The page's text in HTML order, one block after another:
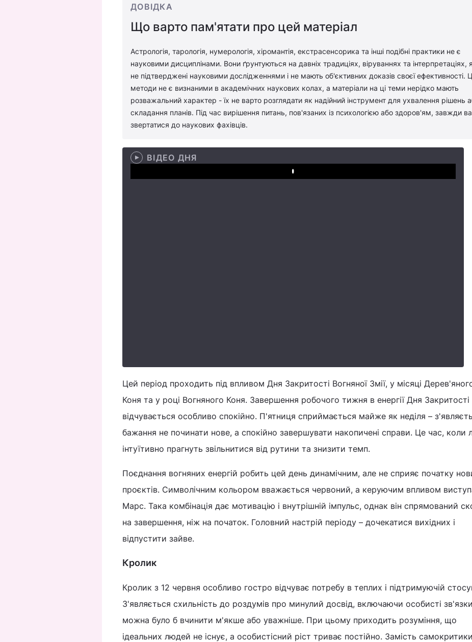
ДОВІДКА
Що варто пам'ятати про цей матеріал
Астрологія, тарологія, нумерологія, хіромантія, екстрасенсорика та інші подібні практики не є
науковими дисциплінами. Вони ґрунтуються на давніх традиціях, віруваннях та інтерпретаціях,
не підтверджені науковими дослідженнями і не мають об'єктивних доказів своєї ефективності.
методи не є визнаними в академічних наукових колах, а матеріали на ці теми нерідко мають
розважальний характер - їх не варто розглядати як надійний інструмент для ухвалення рішень
складання планів. Під час вирішення питань, пов'язаних із психологією або здоров'ям, завжди
звертатися до наукових фахівців.
ВІДЕО ДНЯ
Play
Цей період проходить під впливом Дня Закритості Вогняної Змії, у місяці
Коня та у році Вогняного Коня. Завершення робочого тижня в енергії Дня Закритості
відчувається особливо спокійно. П'ятниця сприймається майже як неділя –
бажання не починати нове, а спокійно завершувати накопичені справи. Це час, коли
інтуїтивно прагнуть звільнитися від рутини та знизити темп.
Поєднання вогняних енергій робить цей день динамічним, але не сприяє початку
проєктів. Символічним кольором вважається червоний, а керуючим впливом
Марс. Така комбінація дає мотивацію і внутрішній імпульс, однак він спрямований
на завершення, ніж на початок. Головний настрій періоду – дочекатися вихідних і
відпустити зайве.
Кролик
Кролик з 12 червня особливо гостро відчуває потребу в теплих і підтримуючій
З'являється схильність до роздумів про минулий досвід, включаючи особисті
можна було б вчинити м'якше або уважніше. При цьому приходить розуміння, що
ідеальних людей не існує, а особистісний ріст триває постійно. Замість самокритики